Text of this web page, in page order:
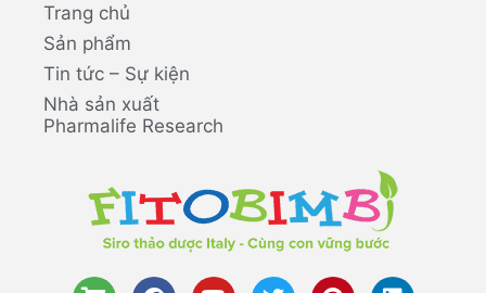
Trang chủ
Sản phẩm
Tin tức – Sự kiện
Nhà sản xuất
Pharmalife Research